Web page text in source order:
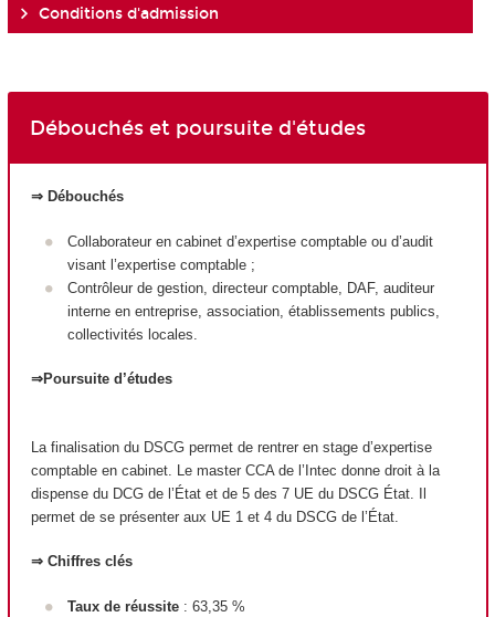
Conditions d'admission
Débouchés et poursuite d'études
⇒ Débouchés
Collaborateur en cabinet d’expertise comptable ou d’audit
visant l’expertise comptable ;
Contrôleur de gestion, directeur comptable, DAF, auditeur
interne en entreprise, association, établissements publics,
collectivités locales.
⇒Poursuite d’études
La finalisation du DSCG permet de rentrer en stage d’expertise
comptable en cabinet. Le master CCA de l’Intec donne droit à la
dispense du DCG de l’État et de 5 des 7 UE du DSCG État. Il
permet de se présenter aux UE 1 et 4 du DSCG de l’État.
⇒ Chiffres clés
Taux de réussite: 63,35 %